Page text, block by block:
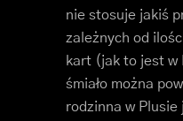
nie stosuje jakiś
zależnych od
kart (jak to jest
śmiało można
rodzinna w